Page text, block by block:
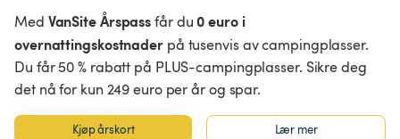
Med VanSite Årspassfår du0 euro i
overnattingskostnaderpå tusenvis av campingplasser.
Du får 50 % rabatt på PLUS-campingplasser. Sikre deg
det nå for kun 249 euro per år og spar.
Kjøp årskort Lær mer